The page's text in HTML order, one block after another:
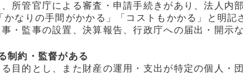
所管官庁による審査・申請手続きがあり、法人内
なりの手間がかかる」「コストもかかる」と明記
・監事の設置、決算報告、行政庁への届出・開示
制約・監督がある
目的とし、また財産の運用・支出が特定の個人・